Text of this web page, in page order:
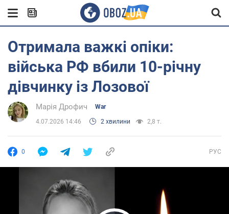
Отримала важкі опіки:
війська РФ вбили 10-річну
дівчинку із Лозової
Марія Дрофич War
4.07.2026 14:46 2 хвилини 2,8 т.
0 РУС